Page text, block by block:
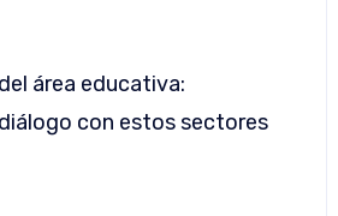
área educativa:
con estos sectores